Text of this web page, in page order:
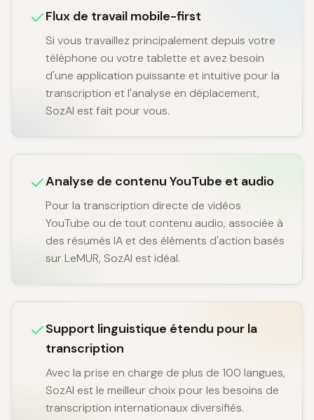
Flux de travail mobile-first
Si vous travaillez principalement depuis votre
téléphone ou votre tablette et avez besoin
d'une application puissante et intuitive pour la
transcription et l'analyse en déplacement,
SozAI est fait pour vous.
Analyse de contenu YouTube et audio
Pour la transcription directe de vidéos
YouTube ou de tout contenu audio, associée à
des résumés IA et des éléments d'action basés
sur LeMUR, SozAI est idéal.
Support linguistique étendu pour la
transcription
Avec la prise en charge de plus de 100 langues,
SozAI est le meilleur choix pour les besoins de
transcription internationaux diversifiés.